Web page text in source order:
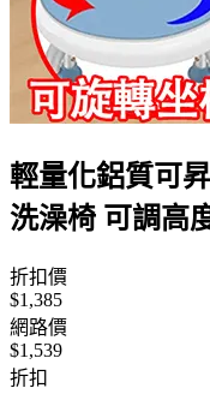
輕量化鋁質可
洗澡椅 可調高
折扣價
$1,385
網路價
$1,539
折扣